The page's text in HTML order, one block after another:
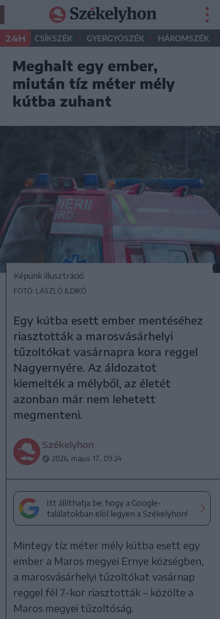
24H CSÍKSZÉK • GYERGYÓSZÉK • HÁROMSZÉK •
Meghalt egy ember,
miután tíz méter mély
kútba zuhant
Képünk illusztráció
FOTÓ: LÁSZLÓ ILDIKÓ
Egy kútba esett ember mentéséhez
riasztották a marosvásárhelyi
tűzoltókat vasárnapra kora reggel
Nagyernyére. Az áldozatot
kiemelték a mélyből, az életét
azonban már nem lehetett
megmenteni.
Székelyhon
2026. május 17., 09:24
Itt állíthatja be, hogy a Google-
találatokban elöl legyen a Székelyhon!
Mintegy tíz méter mély kútba esett egy
ember a Maros megyei Ernye községben,
a marosvásárhelyi tűzoltókat vasárnap
reggel fél 7-kor riasztották – közölte a
Maros megyei tűzoltóság.